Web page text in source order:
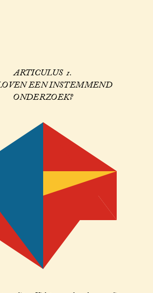
ARTICULUS 1.
EEN INSTEMMEND
ONDERZOEK?